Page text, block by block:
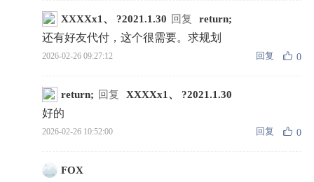
XXXXx1、 ?2021.1.30 回复 return;
还有好友代付，这个很需要。求规划
2026-02-26 09:27:12 回复 0
return; 回复 XXXXx1、 ?2021.1.30
好的
2026-02-26 10:52:00 回复 0
FOX